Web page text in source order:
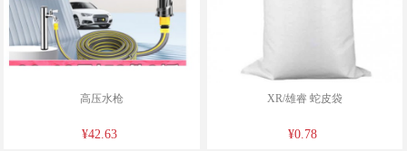
高压水枪
¥42.63
XR/雄睿 蛇皮袋
¥0.78